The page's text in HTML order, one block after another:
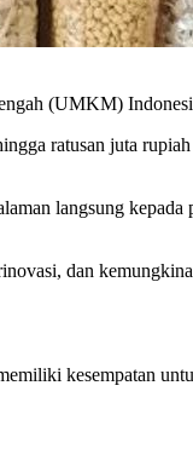
(UMKM)
ratusan juta
langsung
dan
kesempatan